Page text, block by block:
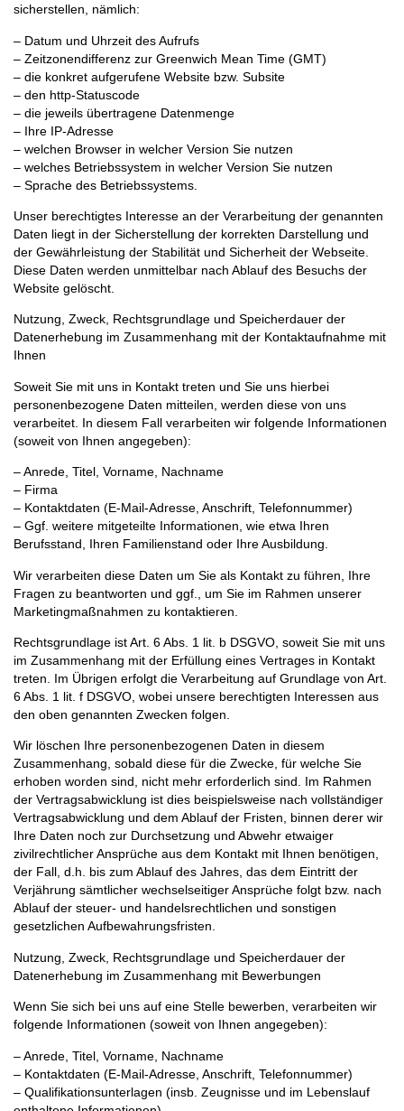
sicherstellen, nämlich:
– Datum und Uhrzeit des Aufrufs
– Zeitzonendifferenz zur Greenwich Mean Time (GMT)
– die konkret aufgerufene Website bzw. Subsite
– den http-Statuscode
– die jeweils übertragene Datenmenge
– Ihre IP-Adresse
– welchen Browser in welcher Version Sie nutzen
– welches Betriebssystem in welcher Version Sie nutzen
– Sprache des Betriebssystems.
Unser berechtigtes Interesse an der Verarbeitung der genannten
Daten liegt in der Sicherstellung der korrekten Darstellung und
der Gewährleistung der Stabilität und Sicherheit der Webseite.
Diese Daten werden unmittelbar nach Ablauf des Besuchs der
Website gelöscht.
Nutzung, Zweck, Rechtsgrundlage und Speicherdauer der
Datenerhebung im Zusammenhang mit der Kontaktaufnahme mit
Ihnen
Soweit Sie mit uns in Kontakt treten und Sie uns hierbei
personenbezogene Daten mitteilen, werden diese von uns
verarbeitet. In diesem Fall verarbeiten wir folgende Informationen
(soweit von Ihnen angegeben):
– Anrede, Titel, Vorname, Nachname
– Firma
– Kontaktdaten (E-Mail-Adresse, Anschrift, Telefonnummer)
– Ggf. weitere mitgeteilte Informationen, wie etwa Ihren
Berufsstand, Ihren Familienstand oder Ihre Ausbildung.
Wir verarbeiten diese Daten um Sie als Kontakt zu führen, Ihre
Fragen zu beantworten und ggf., um Sie im Rahmen unserer
Marketingmaßnahmen zu kontaktieren.
Rechtsgrundlage ist Art. 6 Abs. 1 lit. b DSGVO, soweit Sie mit uns
im Zusammenhang mit der Erfüllung eines Vertrages in Kontakt
treten. Im Übrigen erfolgt die Verarbeitung auf Grundlage von Art.
6 Abs. 1 lit. f DSGVO, wobei unsere berechtigten Interessen aus
den oben genannten Zwecken folgen.
Wir löschen Ihre personenbezogenen Daten in diesem
Zusammenhang, sobald diese für die Zwecke, für welche Sie
erhoben worden sind, nicht mehr erforderlich sind. Im Rahmen
der Vertragsabwicklung ist dies beispielsweise nach vollständiger
Vertragsabwicklung und dem Ablauf der Fristen, binnen derer wir
Ihre Daten noch zur Durchsetzung und Abwehr etwaiger
zivilrechtlicher Ansprüche aus dem Kontakt mit Ihnen benötigen,
der Fall, d.h. bis zum Ablauf des Jahres, das dem Eintritt der
Verjährung sämtlicher wechselseitiger Ansprüche folgt bzw. nach
Ablauf der steuer- und handelsrechtlichen und sonstigen
gesetzlichen Aufbewahrungsfristen.
Nutzung, Zweck, Rechtsgrundlage und Speicherdauer der
Datenerhebung im Zusammenhang mit Bewerbungen
Wenn Sie sich bei uns auf eine Stelle bewerben, verarbeiten wir
folgende Informationen (soweit von Ihnen angegeben):
– Anrede, Titel, Vorname, Nachname
– Kontaktdaten (E-Mail-Adresse, Anschrift, Telefonnummer)
– Qualifikationsunterlagen (insb. Zeugnisse und im Lebenslauf